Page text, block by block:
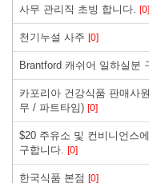
사무 관리직 초빙 합니다. [0]
천기누설 사주 [0]
Brantford 캐쉬어 일하실분
카포리아 건강식품 판매사
무 / 파트타임) [0]
$20 주유소 및 컨비니언스
구합니다. [0]
한국식품 본점 [0]